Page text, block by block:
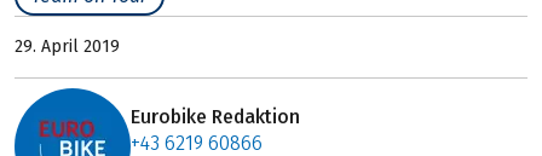
29. April 2019
Eurobike Redaktion
+43 6219 60866